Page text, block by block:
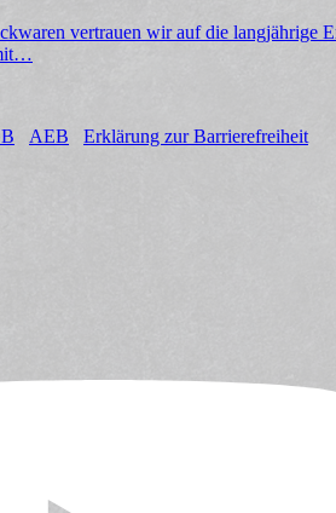
vertrauen wir auf die langjährige
AEB
Erklärung zur Barrierefreiheit